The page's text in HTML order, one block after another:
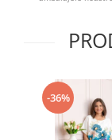
-36%